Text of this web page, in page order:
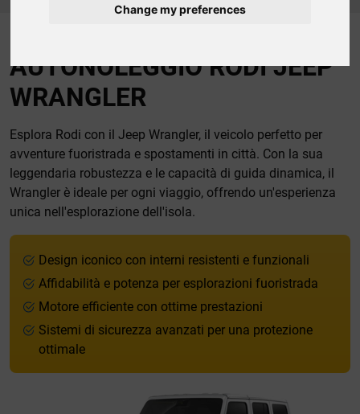
AUTONOLEGGIO RODI JEEP
WRANGLER
Esplora Rodi con il Jeep Wrangler, il veicolo perfetto per
avventure fuoristrada e spostamenti in città. Con la sua
leggendaria robustezza e le capacità di guida dinamica, il
Wrangler è ideale per ogni viaggio, offrendo un'esperienza
unica nell'esplorazione dell'isola.
Design iconico con interni resistenti e funzionali
Affidabilità e potenza per esplorazioni fuoristrada
Motore efficiente con ottime prestazioni
Sistemi di sicurezza avanzati per una protezione
ottimale
Change my preferences